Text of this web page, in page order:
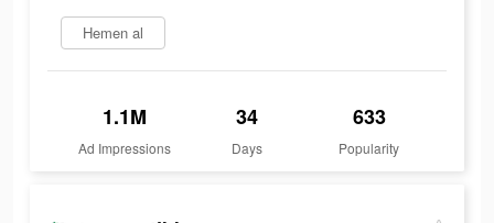
Hemen al
1.1M
Ad Impressions
34
Days
633
Popularity